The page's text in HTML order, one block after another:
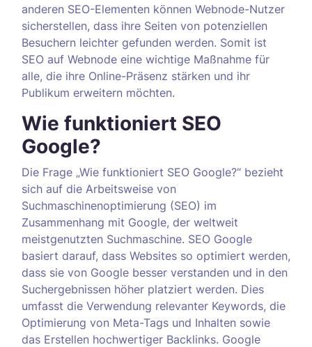
anderen SEO-Elementen können Webnode-Nutzer
sicherstellen, dass ihre Seiten von potenziellen
Besuchern leichter gefunden werden. Somit ist
SEO auf Webnode eine wichtige Maßnahme für
alle, die ihre Online-Präsenz stärken und ihr
Publikum erweitern möchten.
Wie funktioniert SEO
Google?
Die Frage „Wie funktioniert SEO Google?“ bezieht
sich auf die Arbeitsweise von
Suchmaschinenoptimierung (SEO) im
Zusammenhang mit Google, der weltweit
meistgenutzten Suchmaschine. SEO Google
basiert darauf, dass Websites so optimiert werden,
dass sie von Google besser verstanden und in den
Suchergebnissen höher platziert werden. Dies
umfasst die Verwendung relevanter Keywords, die
Optimierung von Meta-Tags und Inhalten sowie
das Erstellen hochwertiger Backlinks. Google